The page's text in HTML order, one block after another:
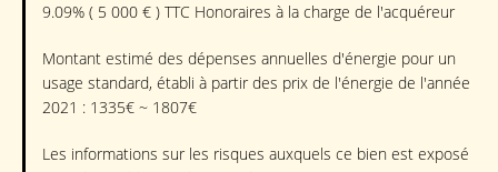
9.09% ( 5 000 € ) TTC Honoraires à la charge de l'acquéreur
Montant estimé des dépenses annuelles d'énergie pour un
usage standard, établi à partir des prix de l'énergie de l'année
2021 : 1335€ ~ 1807€
Les informations sur les risques auxquels ce bien est exposé